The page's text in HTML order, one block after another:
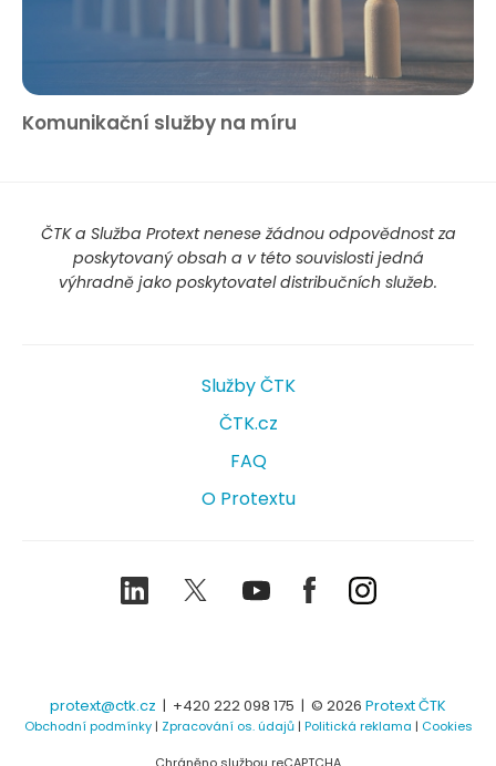
Komunikační služby na míru
ČTK a Služba Protext nenese žádnou odpovědnost za
poskytovaný obsah a v této souvislosti jedná
výhradně jako poskytovatel distribučních služeb.
Služby ČTK
ČTK.cz
FAQ
O Protextu
LinkedIn TwitterYoutubeFacebookInstagram
protext@ctk.cz | +420 222 098 175 | © 2026 Protext ČTK
Obchodní podmínky| Zpracování os. údajů| Politická reklama | Cookies